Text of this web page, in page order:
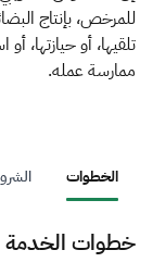
للمرخص، بإنتاج
تلقيها، أو حيازتها،
ممارسة عمله.
الخطوات
خطوات الخدمة